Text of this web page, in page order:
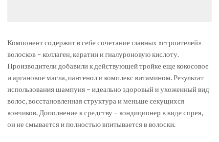
Компонент содержит в себе сочетание главных «строителей»
волосков – коллаген, кератин и гиалуроновую кислоту.
Производители добавили к действующей тройке еще кокосовое
и аргановое масла, пантенол и комплекс витамином. Результат
использования шампуня – идеально здоровый и ухоженный вид
волос, восстановленная структура и меньше секущихся
кончиков. Дополнение к средству – кондиционер в виде спрея,
он не смывается и полностью впитывается в волоски.